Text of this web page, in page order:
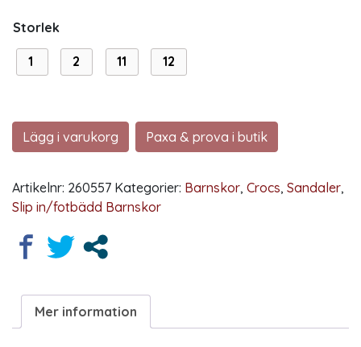
Storlek
1 2 11 12
Lägg i varukorg Paxa & prova i butik
Artikelnr: 260557 Kategorier: Barnskor, Crocs, Sandaler,
Slip in/fotbädd Barnskor
Mer information